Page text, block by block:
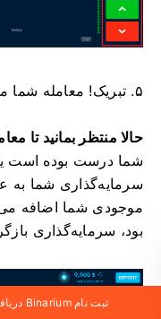
۵. تبریک! معامله شما موفقیت‌آمیز بود.
حالا منتظر بمانید تا
شما درست بوده است
سرمایه‌گذاری شما به
موجودی شما اضافه
بود، سرمایه‌گذاری
ثبت نام Binarium دریافت 10،000 دلار رایگان به حساب DEMO